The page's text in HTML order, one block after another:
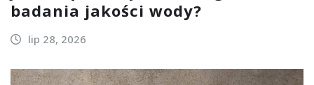
badania jakości wody?
lip 28, 2026